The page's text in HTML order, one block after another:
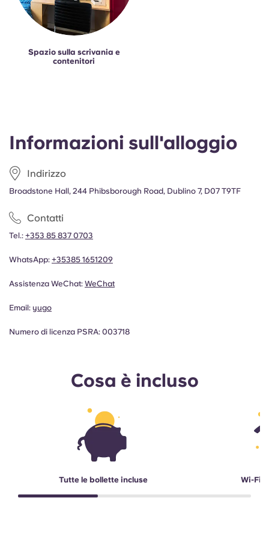
Informazioni sull'alloggio
Indirizzo
Broadstone Hall, 244 Phibsborough Road, Dublino 7, D07 T9TF
Contatti
Tel.: +353 85 837 0703
WhatsApp: +35385 1651209
Assistenza WeChat: WeChat
Email: yugo
Numero di licenza PSRA: 003718
Cosa è incluso
Tutte le bollette incluse Wi-Fi
Spazio sulla scrivania e
contenitori